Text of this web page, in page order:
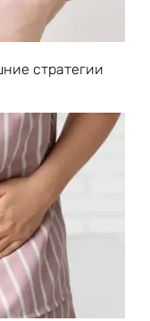
стратегии